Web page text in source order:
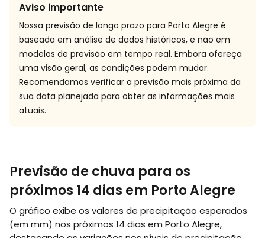
Aviso importante
Nossa previsão de longo prazo para Porto Alegre é
baseada em análise de dados históricos, e não em
modelos de previsão em tempo real. Embora ofereça
uma visão geral, as condições podem mudar.
Recomendamos verificar a previsão mais próxima da
sua data planejada para obter as informações mais
atuais.
Previsão de chuva para os
próximos 14 dias em Porto Alegre
O gráfico exibe os valores de precipitação esperados
(em mm) nos próximos 14 dias em Porto Alegre,